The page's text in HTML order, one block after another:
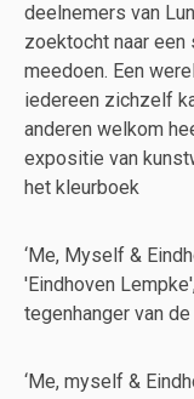
deelnemers van
zoektocht naar een
meedoen. Een
iedereen zichzelf
anderen welkom
expositie van
het kleurboek
‘Me, Myself &
'Eindhoven
tegenhanger van
‘Me, myself &